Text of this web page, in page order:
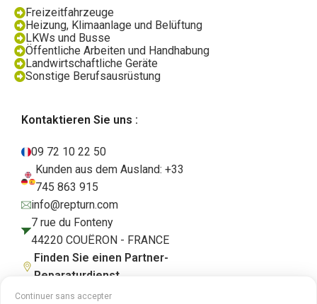
Freizeitfahrzeuge
Heizung, Klimaanlage und Belüftung
LKWs und Busse
Öffentliche Arbeiten und Handhabung
Landwirtschaftliche Geräte
Sonstige Berufsausrüstung
Kontaktieren Sie uns :
09 72 10 22 50
Kunden aus dem Ausland: +33
745 863 915
info@repturn.com
7 rue du Fonteny
44220 COUËRON - FRANCE
Finden Sie einen Partner-
Reparaturdienst
Continuer sans accepter